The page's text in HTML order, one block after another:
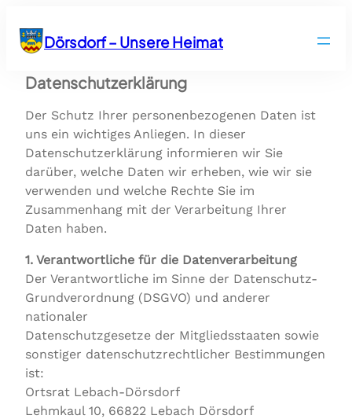
Inhalt
springen
Dörsdorf – Unsere Heimat
Datenschutzerklärung
Der Schutz Ihrer personenbezogenen Daten ist
uns ein wichtiges Anliegen. In dieser
Datenschutzerklärung informieren wir Sie
darüber, welche Daten wir erheben, wie wir sie
verwenden und welche Rechte Sie im
Zusammenhang mit der Verarbeitung Ihrer
Daten haben.
1. Verantwortliche für die Datenverarbeitung
Der Verantwortliche im Sinne der Datenschutz-
Grundverordnung (DSGVO) und anderer
nationaler
Datenschutzgesetze der Mitgliedsstaaten sowie
sonstiger datenschutzrechtlicher Bestimmungen
ist:
Ortsrat Lebach-Dörsdorf
Lehmkaul 10, 66822 Lebach Dörsdorf